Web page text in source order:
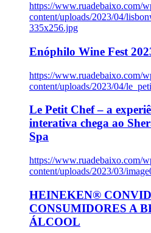
https://www.ruadebaixo.com/
content/uploads/2023/04/
335x256.jpg
Enóphilo Wine Fest
https://www.ruadebaixo.com/
content/uploads/2023/04/
Le Petit Chef – a
interativa chega ao
Spa
https://www.ruadebaixo.com/
content/uploads/2023/03/
HEINEKEN®
CONSUMIDORES A
ÁLCOOL